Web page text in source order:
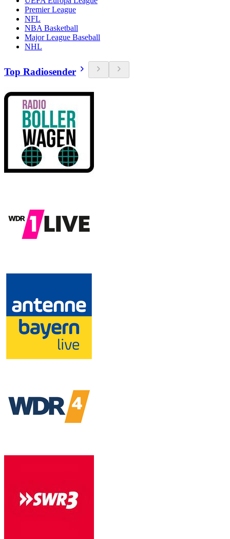
Premier League
NFL
NBA Basketball
Major League Baseball
NHL
Top Radiosender